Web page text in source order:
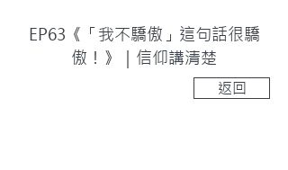
EP63《「我不驕傲」這句話很驕
傲！》｜信仰講清楚
返回